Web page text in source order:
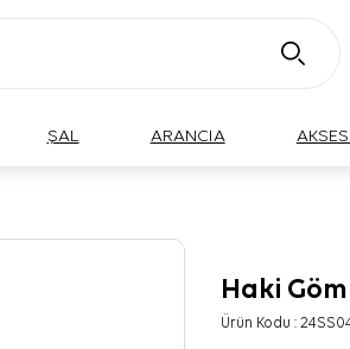
ŞAL ARANCIA
Haki
Ürün Kodu :